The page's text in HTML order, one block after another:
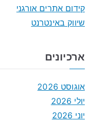
קידום אתרים אורגני
שיווק באינטרנט
ארכיונים
אוגוסט 2026
יולי 2026
יוני 2026